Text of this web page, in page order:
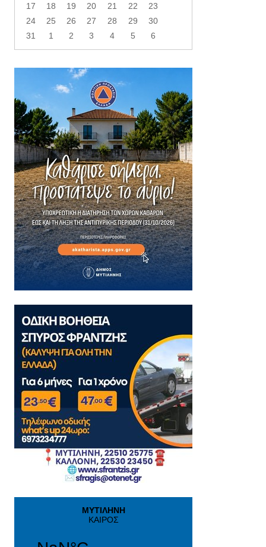
17
18 19 20 21 22
23
24
25 26 27 28 29
30
31
1 2 3 4 5 6